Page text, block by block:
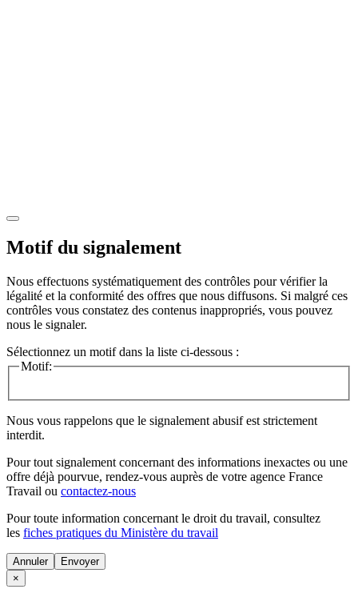
Motif du signalement
Nous effectuons systématiquement des contrôles pour vérifier la
légalité et la conformité des offres que nous diffusons. Si malgré ces
contrôles vous constatez des contenus inappropriés, vous pouvez
nous le signaler.
Sélectionnez un motif dans la liste ci-dessous :
Motif:
Nous vous rappelons que le signalement abusif est strictement
interdit.
Pour tout signalement concernant des informations inexactes ou une
offre déjà pourvue, rendez-vous auprès de votre agence France
Travail ou contactez-nous
Pour toute information concernant le droit du travail, consultez
les fiches pratiques du Ministère du travail
Annuler
×